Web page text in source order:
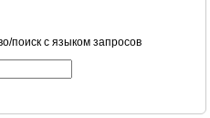
поиск с языком запросов